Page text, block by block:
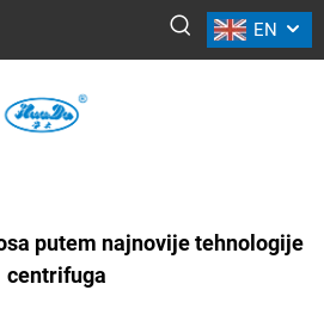
EN
VIJESTI
putem najnovije tehnologije
centrifuga